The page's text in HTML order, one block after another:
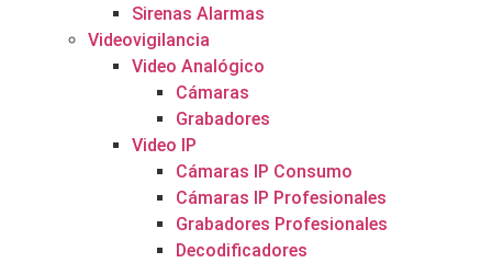
Sirenas Alarmas
Videovigilancia
Video Analógico
Cámaras
Grabadores
Video IP
Cámaras IP Consumo
Cámaras IP Profesionales
Grabadores Profesionales
Decodificadores